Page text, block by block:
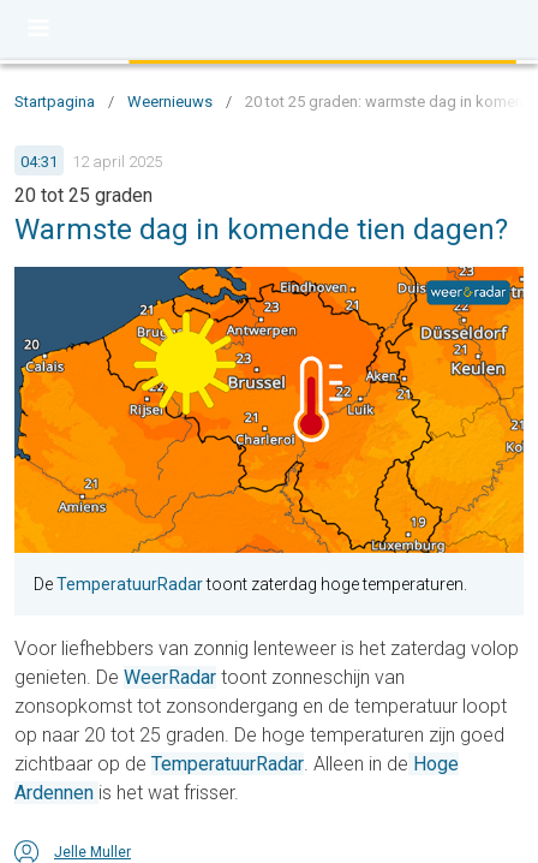
Startpagina / Weernieuws / 20 tot 25 graden: warmste dag in
04:31 12 april 2025
20 tot 25 graden
Warmste dag in komende tien dagen?
DeTemperatuurRadartoont zaterdag hoge temperaturen.
Voor liefhebbers van zonnig lenteweer is het zaterdag volop
genieten. De WeerRadar toont zonneschijn van
zonsopkomst tot zonsondergang en de temperatuur loopt
op naar 20 tot 25 graden. De hoge temperaturen zijn goed
zichtbaar op de TemperatuurRadar. Alleen in de Hoge
Ardennen is het wat frisser.
Jelle Muller